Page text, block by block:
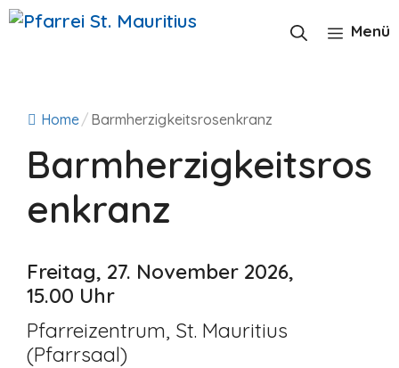
Zum
Inhalt
Menü
Home/ Barmherzigkeitsrosenkranz
Barmherzigkeitsros
enkranz
Freitag, 27. November 2026,
15.00 Uhr
Pfarreizentrum, St. Mauritius
(Pfarrsaal)